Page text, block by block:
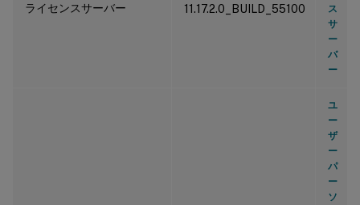
ライセンスサーバー 11.17.2.0_BUILD_55100
ス
サ
ー
バ
ー
ユ
ー
ザ
ー
パ
ー
ソ